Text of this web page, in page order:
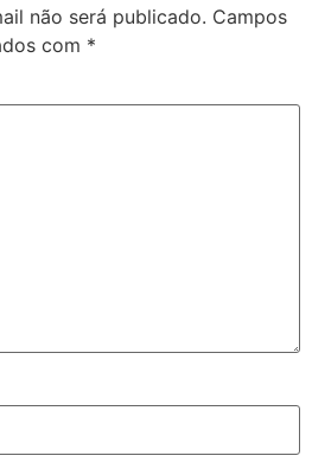
não será publicado. Campos
com *